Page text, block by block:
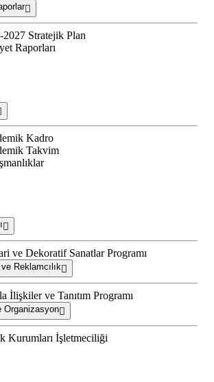
2027 Stratejik Plan
Raporları
Kadro
Takvim
ve Dekoratif Sanatlar Programı
Reklamcılık
İlişkiler ve Tanıtım Programı
Organizasyon
Kurumları İşletmeciliği